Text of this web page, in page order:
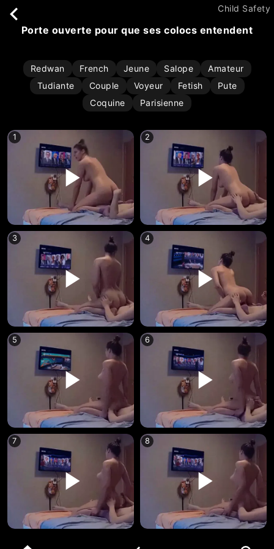
Child Safety
porte ouverte pour que ses colocs entendent
Redwan French Jeune Salope
Amateur
Tudiante
Couple Voyeur Fetish
Pute
Coquine
Parisienne
1 2
3 4
5 6
7 8